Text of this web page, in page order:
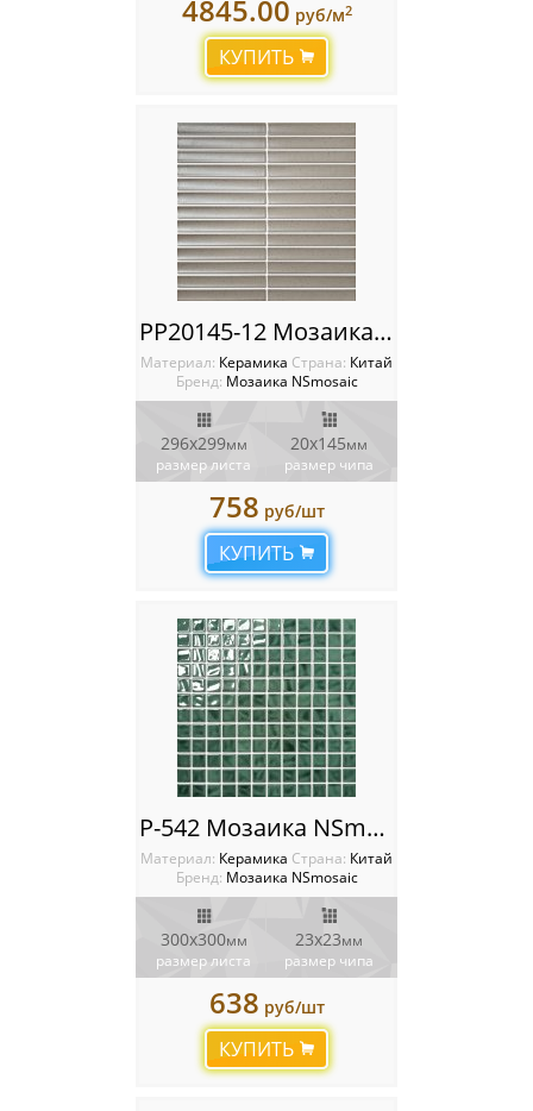
Мозаика Starmosaic
Мозаика Tonomosaic
Мозаика Опера Декора
4845.00 руб/м2
КУПИТЬ
PP20145-12 Мозаика NSmosaic
Материал: Керамика Cтрана: Китай
Бренд: Мозаика NSmosaic
296x299мм
размер листа
20x145мм
размер чипа
758 руб/шт
КУПИТЬ
P-542 Мозаика NSmosaic
Материал: Керамика Cтрана: Китай
Бренд: Мозаика NSmosaic
300x300мм
размер листа
23x23мм
размер чипа
638 руб/шт
КУПИТЬ